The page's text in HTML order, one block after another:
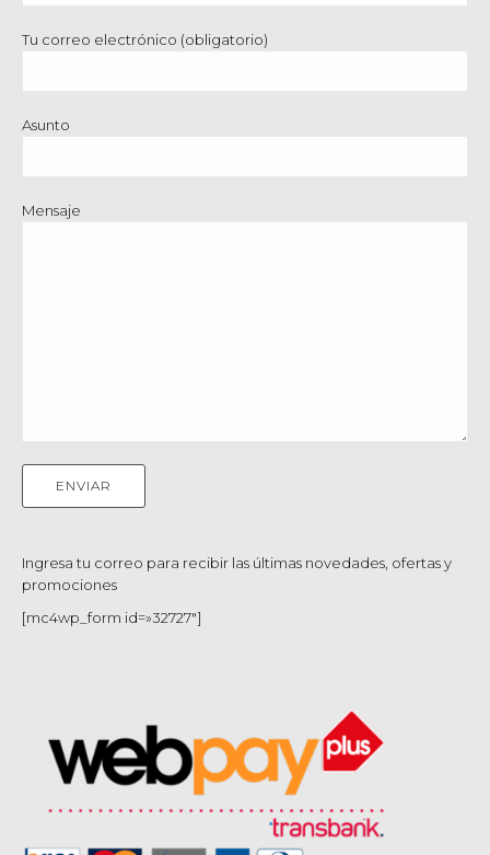
Tu correo electrónico (obligatorio)
Asunto
Mensaje
Ingresa tu correo para recibir las últimas novedades, ofertas y
promociones
[mc4wp_form id=»32727″]